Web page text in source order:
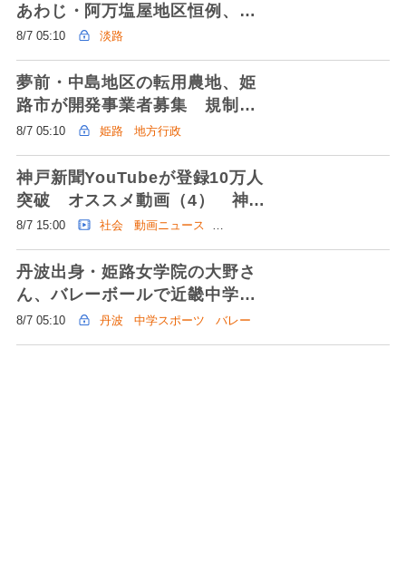
あわじ・阿万塩屋地区恒例、ず
っしり重量競う 栽培の話題、
住民の楽しみに
8/7 05:10 淡路
夢前・中島地区の転用農地、姫
路市が開発事業者募集 規制緩
和、工場や倉庫など想定
8/7 05:10 姫路 地方行政
神戸新聞YouTubeが登録10万人
突破 オススメ動画（4） 神戸
体操、笑いヨガ、陸上自衛隊の
歌姫…
8/7 15:00 社会
動画ニュース
神戸新聞社
丹波出身・姫路女学院の大野さ
ん、バレーボールで近畿中学総
体へ 「家族への感謝をプレー
に」
8/7 05:10 丹波 中学スポーツ バレー